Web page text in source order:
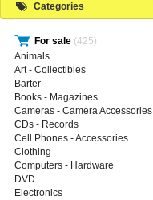
Categories
For sale (425)
Animals
Art - Collectibles
Barter
Books - Magazines
Cameras - Camera Accessories
CDs - Records
Cell Phones - Accessories
Clothing
Computers - Hardware
DVD
Electronics